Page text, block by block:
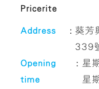
Pricerite
Address : 葵芳
339
Opening
time
: 星
星